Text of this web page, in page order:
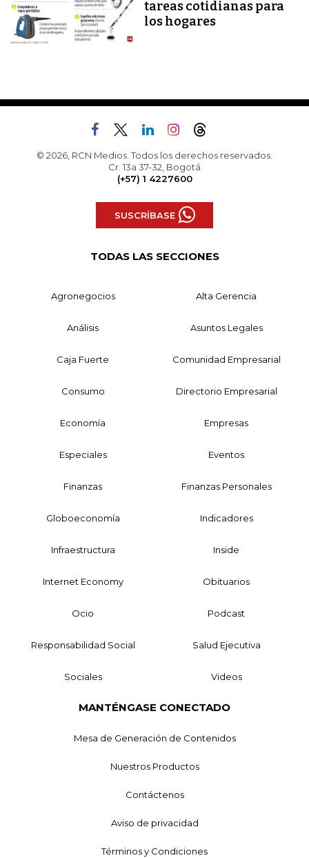
tareas cotidianas para
los hogares
© 2026, RCN Medios. Todos los derechos reservados.
Cr. 13a 37-32, Bogotá
(+57) 1 4227600
SUSCRÍBASE
TODAS LAS SECCIONES
Agronegocios Alta Gerencia
Análisis Asuntos Legales
Caja Fuerte Comunidad Empresarial
Consumo Directorio Empresarial
Economía Empresas
Especiales Eventos
Finanzas Finanzas Personales
Globoeconomía Indicadores
Infraestructura Inside
Internet Economy Obituarios
Ocio Podcast
Responsabilidad Social Salud Ejecutiva
Sociales Videos
MANTÉNGASE CONECTADO
Mesa de Generación de Contenidos
Nuestros Productos
Contáctenos
Aviso de privacidad
Términos y Condiciones